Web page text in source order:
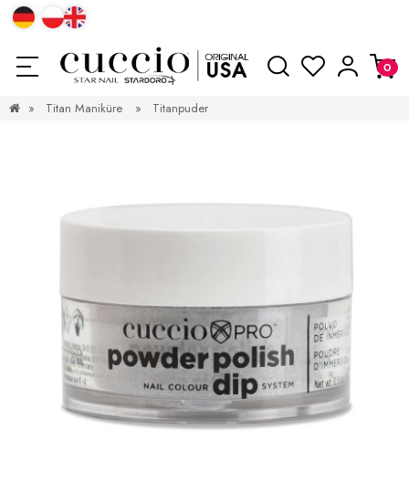
» Titan Maniküre » Titanpuder